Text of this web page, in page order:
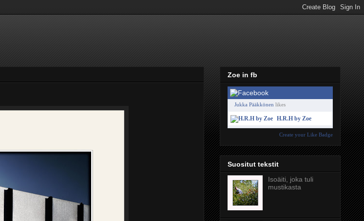
Zoe in fb
Jukka Pääkkönen likes
H.R.H by Zoe
Create your Like Badge
Suositut tekstit
Isoäiti, joka tuli
mustikasta